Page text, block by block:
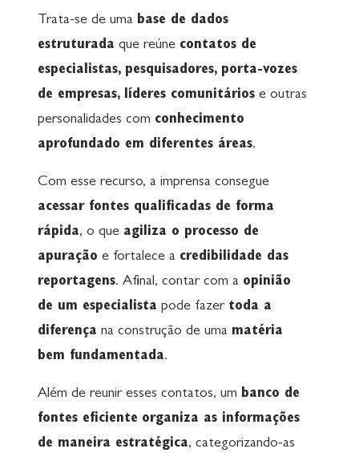
Trata-se de uma base de dados
estruturada que reúne contatos de
especialistas, pesquisadores, porta-vozes
de empresas, líderes comunitários e outras
personalidades com conhecimento
aprofundado em diferentes áreas.
Com esse recurso, a imprensa consegue
acessar fontes qualificadas de forma
rápida, o que agiliza o processo de
apuração e fortalece a credibilidade das
reportagens. Afinal, contar com a opinião
de um especialista pode fazer toda a
diferença na construção de uma matéria
bem fundamentada.
Além de reunir esses contatos, um banco de
fontes eficiente organiza as informações
de maneira estratégica, categorizando-as